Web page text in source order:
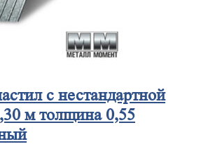
с нестандартной
м толщина 0,55